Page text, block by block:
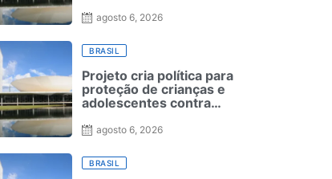
agosto 6, 2026
BRASIL
Projeto cria política para
proteção de crianças e
adolescentes contra
agosto 6, 2026
BRASIL